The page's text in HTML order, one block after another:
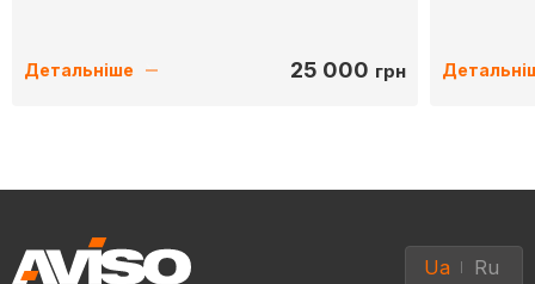
Детальніше 25 000 грн
Ua Ru